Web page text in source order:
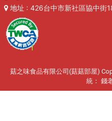
地址 : 426台中市新社區協中街
菇之味食品有限公司(菇菇部屋)
統： 錢